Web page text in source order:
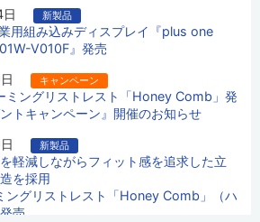
ンサミット」に展示していた防災用無人
Ⅰ」がNHKニュース（10月2日）にて
日
ンサミット」に展示していた防災用無人
Ⅰ」が産経新聞（10月1日）にて紹介
日
機「D-HOPE Ⅰ」がNHK総合「有吉のお
新製品
用組み込みディスプレイ『plus one
V010F』発売
キャンペーン
ミングリストレスト「Honey Comb」発
トキャンペーン』開催のお知らせ
新製品
軽減しながらフィット感を追求した立
を採用
ングリストレスト「Honey Comb」（ハ
売